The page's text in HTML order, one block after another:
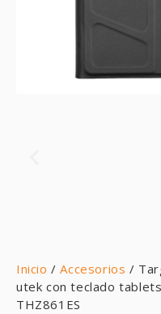
Inicio /Accesorios /
utek con teclado
THZ861ES